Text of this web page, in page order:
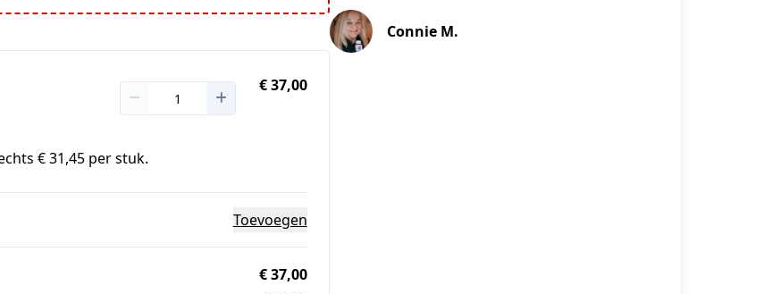
Connie M.
€ 37,00
€ 31,45 per stuk.
Toevoegen
€ 37,00